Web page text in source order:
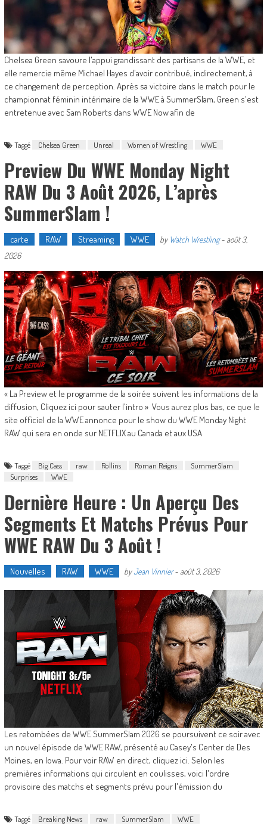
Chelsea Green savoure l'appui grandissant des partisans de la WWE, et
elle remercie même Michael Hayes d'avoir contribué, indirectement, à
ce changement de perception. Après sa victoire dans le match pour le
championnat féminin intérimaire de la WWE à SummerSlam, Green s'est
entretenue avec Sam Roberts dans WWE Now afin de
Taggé Chelsea Green Unreal Women of Wrestling WWE
Preview Du WWE Monday Night
RAW Du 3 Août 2026, L’après
SummerSlam !
carte RAW Streaming WWE by Watch Wrestling- août 3,
2026
« La Preview et le programme de la soirée suivent les informations de la
diffusion, Cliquez ici pour sauter l'intro » Vous aurez plus bas, ce que le
site officiel de la WWE annonce pour le show du WWE Monday Night
RAW qui sera en onde sur NETFLIX au Canada et aux USA
Taggé Big Cass raw Rollins Roman Reigns
SummerSlam
Surprises
WWE
Dernière Heure : Un Aperçu Des
Segments Et Matchs Prévus Pour
WWE RAW Du 3 Août !
Nouvelles RAW WWE byJean Vinnier- août 3, 2026
Les retombées de WWE SummerSlam 2026 se poursuivent ce soir avec
un nouvel épisode de WWE RAW, présenté au Casey's Center de Des
Moines, en Iowa. Pour voir RAW en direct, cliquez ici. Selon les
premières informations qui circulent en coulisses, voici l'ordre
provisoire des matchs et segments prévu pour l'émission du
Taggé Breaking News raw SummerSlam WWE